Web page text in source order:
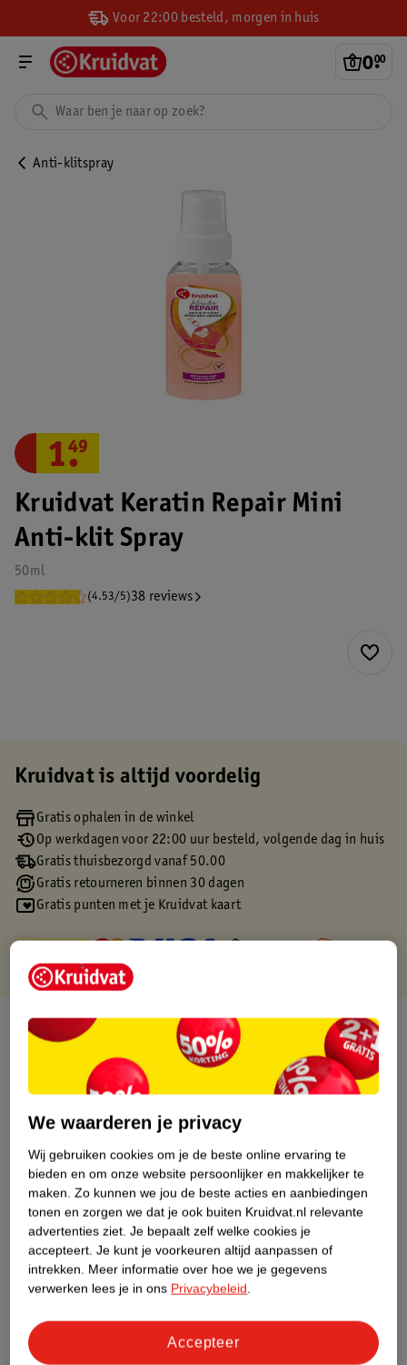
Voor 22:00 besteld, morgen in huis
0.
00
Anti-klitspray
Kruidvat Keratin Repair Mini
Anti-klit Spray
50ml
(4.53/5)38 reviews
1.
49
Kruidvat is altijd voordelig
Gratis ophalen in de winkel
Op werkdagen voor 22:00 uur besteld, volgende dag in huis
Gratis thuisbezorgd vanaf 50.00
Gratis retourneren binnen 30 dagen
Gratis punten met je Kruidvat kaart
Over dit product
Productinformatie
Etiketinformatie
Nature Impact Score
Rood (-) = hoge impact op het milieu.
Groen (+) = lage impact op het milieu.
Gebaseerd op wereldwijde
gemiddelden.
Haar - Styling (Niet-elektrisch) gemiddelde: 43%
Hogere score betekent lagere impact
We waarderen je privacy
Wij gebruiken cookies om je de beste online ervaring te
bieden en om onze website persoonlijker en makkelijker te
maken. Zo kunnen we jou de beste acties en aanbiedingen
tonen en zorgen we dat je ook buiten Kruidvat.nl relevante
advertenties ziet. Je bepaalt zelf welke cookies je
accepteert. Je kunt je voorkeuren altijd aanpassen of
intrekken. Meer informatie over hoe we je gegevens
verwerken lees je in ons Privacybeleid.
Accepteer